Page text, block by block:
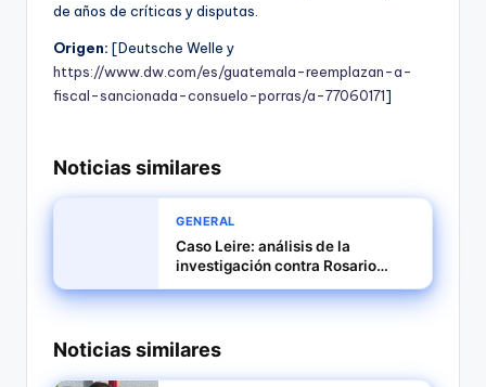
de años de críticas y disputas.
Origen: [Deutsche Welle y
https://www.dw.com/es/guatemala-reemplazan-a-
fiscal-sancionada-consuelo-porras/a-77060171]
Noticias similares
GENERAL
Caso Leire: análisis de la
investigación contra Rosario
Arévalo y ENUSA
Noticias similares